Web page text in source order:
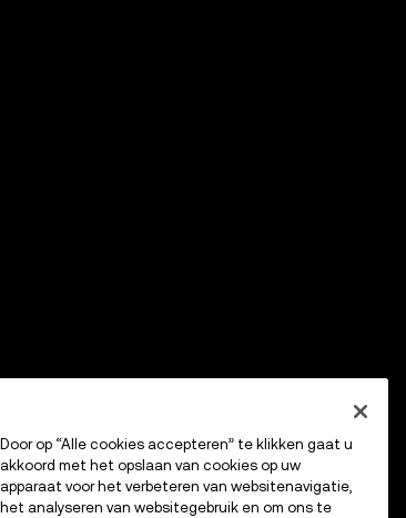
Door op “Alle cookies accepteren” te klikken gaat u
akkoord met het opslaan van cookies op uw
apparaat voor het verbeteren van websitenavigatie,
het analyseren van websitegebruik en om ons te